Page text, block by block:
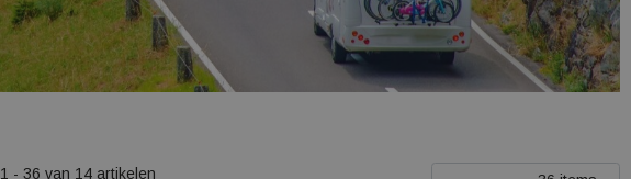
1 - 36 van 14 artikelen